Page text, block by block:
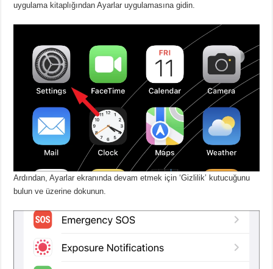
uygulama kitaplığından Ayarlar uygulamasına gidin.
Ardından, Ayarlar ekranında devam etmek için ‘Gizlilik’ kutucuğunu
bulun ve üzerine dokunun.